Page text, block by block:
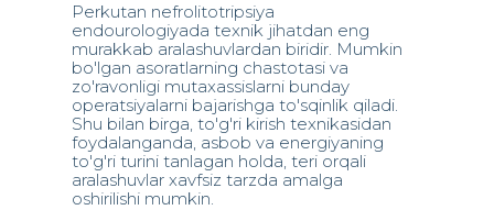
Perkutan nefrolitotripsiya
endourologiyada texnik jihatdan eng
murakkab aralashuvlardan biridir. Mumkin
bo'lgan asoratlarning chastotasi va
zo'ravonligi mutaxassislarni bunday
operatsiyalarni bajarishga to'sqinlik qiladi.
Shu bilan birga, to'g'ri kirish texnikasidan
foydalanganda, asbob va energiyaning
to'g'ri turini tanlagan holda, teri orqali
aralashuvlar xavfsiz tarzda amalga
oshirilishi mumkin.